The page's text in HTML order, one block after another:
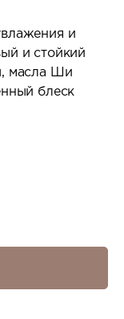
и
и стойкий
масла Ши
блеск